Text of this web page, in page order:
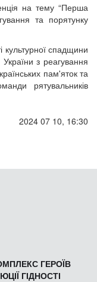
на тему “Перша
та порятунку
культурної спадщини
з реагування
пам'яток та
рятувальників
2024 07 10, 16:30
ГЕРОЇВ
ГІДНОСТІ